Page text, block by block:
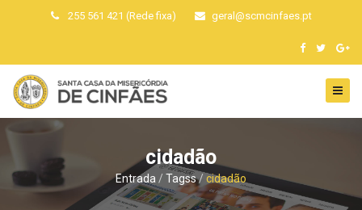
255 561 421 (Rede fixa) geral @scmcinfaes.pt
cidadão
Entrada Tagss cidadão